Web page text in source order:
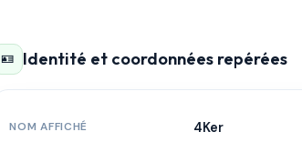
🪪 Identité et coordonnées repérées
NOM AFFICHÉ 4Ker